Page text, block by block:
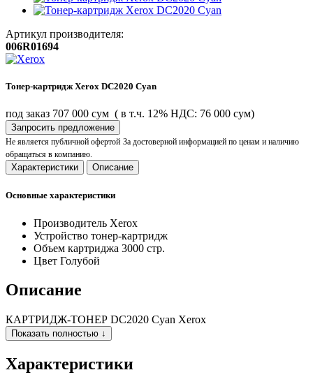
Артикул производителя:
006R01694
Тонер-картридж Xerox DC2020 Cyan
под заказ 707 000 сум ( в т.ч. 12% НДС: 76 000 сум)
Запросить предложение
Не является публичной офертой За достоверной информацией по ценам и наличию
обращаться в компанию.
Характеристики Описание
Основные характеристики
Производитель Xerox
Устройство тонер-картридж
Объем картриджа 3000 стр.
Цвет Голубой
Описание
КАРТРИДЖ-ТОНЕР DC2020 Cyan Xerox
Показать полностью ↓
Характеристики